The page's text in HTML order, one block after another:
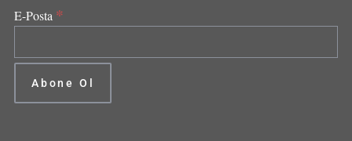
E-Posta *